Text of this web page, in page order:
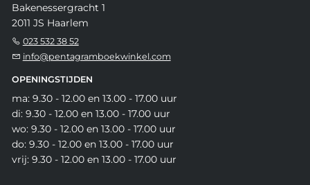
Bakenessergracht 1
2011 JS Haarlem
023 532 38 52
info@pentagramboekwinkel.com
OPENINGSTIJDEN
ma: 9.30 - 12.00 en 13.00 - 17.00 uur
di: 9.30 - 12.00 en 13.00 - 17.00 uur
wo: 9.30 - 12.00 en 13.00 - 17.00 uur
do: 9.30 - 12.00 en 13.00 - 17.00 uur
vrij: 9.30 - 12.00 en 13.00 - 17.00 uur